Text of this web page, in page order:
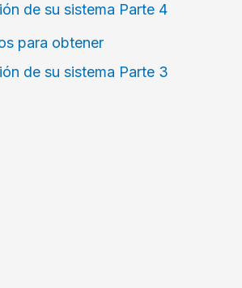
de su sistema Parte 4
para obtener
de su sistema Parte 3